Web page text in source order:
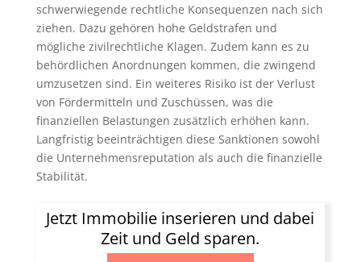
schwerwiegende rechtliche Konsequenzen nach sich
ziehen. Dazu gehören hohe Geldstrafen und
mögliche zivilrechtliche Klagen. Zudem kann es zu
behördlichen Anordnungen kommen, die zwingend
umzusetzen sind. Ein weiteres Risiko ist der Verlust
von Fördermitteln und Zuschüssen, was die
finanziellen Belastungen zusätzlich erhöhen kann.
Langfristig beeinträchtigen diese Sanktionen sowohl
die Unternehmensreputation als auch die finanzielle
Stabilität.
Jetzt Immobilie inserieren und dabei
Zeit und Geld sparen.